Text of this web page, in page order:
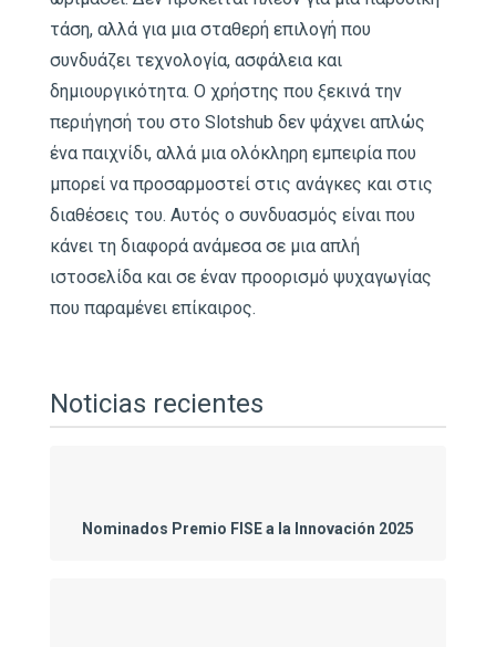
τάση, αλλά για μια σταθερή επιλογή που
συνδυάζει τεχνολογία, ασφάλεια και
δημιουργικότητα. Ο χρήστης που ξεκινά την
περιήγησή του στο Slotshub δεν ψάχνει απλώς
ένα παιχνίδι, αλλά μια ολόκληρη εμπειρία που
μπορεί να προσαρμοστεί στις ανάγκες και στις
διαθέσεις του. Αυτός ο συνδυασμός είναι που
κάνει τη διαφορά ανάμεσα σε μια απλή
ιστοσελίδα και σε έναν προορισμό ψυχαγωγίας
που παραμένει επίκαιρος.
Noticias recientes
Nominados Premio FISE a la Innovación 2025